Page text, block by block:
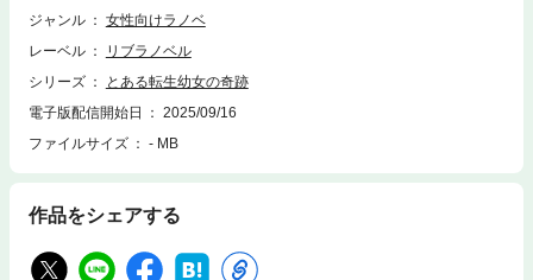
ジャンル
女性向けラノベ
レーベル
リブラノベル
シリーズ
とある転生幼女の奇跡
電子版配信開始日
2025/09/16
ファイルサイズ
- MB
作品をシェアする